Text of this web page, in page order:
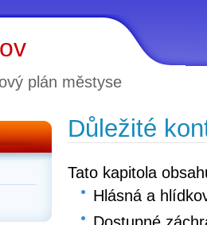
plán městyse
Důležité
Tato kapitola
Hlásná a